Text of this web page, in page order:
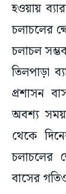
হওয়ায়
চলাচলের
চলাচল
তিলপাড়া
প্রশাসন
অবশ্য সময়
থেকে
চলাচলের
বাসের